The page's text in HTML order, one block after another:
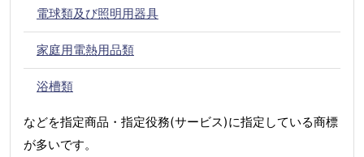
電球類及び照明用器具
家庭用電熱用品類
浴槽類
などを指定商品・指定役務(サービス)に指定している商標
が多いです。